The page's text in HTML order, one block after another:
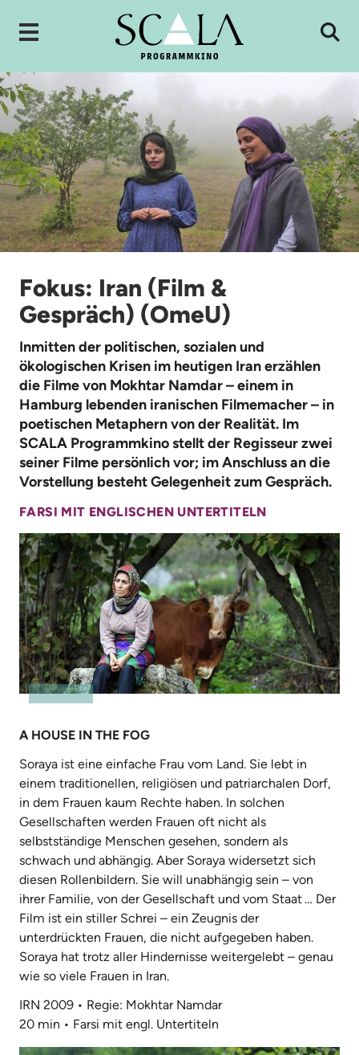
Fokus: Iran (Film &
Gespräch) (OmeU)
Inmitten der politischen, sozialen und
ökologischen Krisen im heutigen Iran erzählen
die Filme von Mokhtar Namdar – einem in
Hamburg lebenden iranischen Filmemacher – in
poetischen Metaphern von der Realität. Im
SCALA Programm­kino stellt der Regisseur zwei
seiner Filme persönlich vor; im Anschluss an die
Vorstellung ­besteht Gelegenheit zum Gespräch.
FARSI MIT ENGLISCHEN UNTERTITELN
A HOUSE IN THE FOG
Soraya ist eine einfache Frau vom Land. Sie lebt in
einem traditionellen, religiösen und patriarchalen Dorf,
in dem Frauen kaum Rechte haben. In solchen
Gesellschaften werden Frauen oft nicht als
selbstständige Menschen gesehen, sondern als
schwach und abhängig. Aber Soraya widersetzt sich
diesen Rollen­bildern. Sie will unabhängig sein – von
ihrer Familie, von der Gesellschaft und vom Staat … Der
Film ist ein stiller Schrei – ein Zeugnis der
unterdrückten Frauen, die nicht aufgegeben haben.
Soraya hat trotz aller Hindernisse weitergelebt – genau
wie so viele Frauen in Iran.
IRN 2009 • Regie: Mokhtar Namdar
20 min • Farsi mit engl. Untertiteln